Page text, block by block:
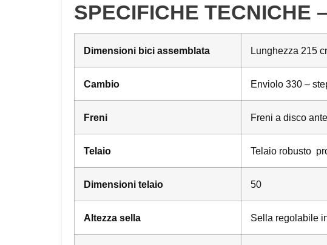
SPECIFICHE TECNICHE
Dimensioni bici assemblata Lunghezza 215
Cambio Enviolo 330 –
Freni Freni a disco
Telaio Telaio robusto
Dimensioni telaio 50
Altezza sella Sella regolabile